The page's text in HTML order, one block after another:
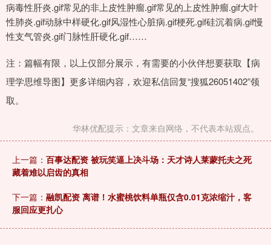
病毒性肝炎.gif常见的非上皮性肿瘤.gif常见的上皮性肿瘤.gif大叶
性肺炎.gif动脉中样硬化.gif风湿性心脏病.gif梗死.gif硅沉着病.gif慢
性支气管炎.gif门脉性肝硬化.gif……
注：篇幅有限，以上仅部分展示，有需要的小伙伴想要获取【病
理学思维导图】更多详细内容，欢迎私信回复“搜狐26051402”领
取。
华林优配提示：文章来自网络，不代表本站观点。
上一篇： 百事达配资 被玩笑逼上决斗场：天才诗人莱蒙托夫之死
藏着难以启齿的真相
下一篇： 融凯配资 离谱！水蜜桃饮料单瓶仅含0.01克浓缩汁，客
服回应更扎心